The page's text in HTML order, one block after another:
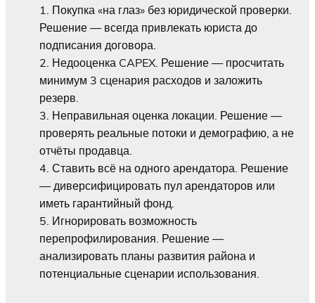
Покупка «на глаз» без юридической проверки.
Решение — всегда привлекать юриста до
подписания договора.
Недооценка CAPEX. Решение — просчитать
минимум 3 сценария расходов и заложить
резерв.
Неправильная оценка локации. Решение —
проверять реальные потоки и демографию, а не
отчёты продавца.
Ставить всё на одного арендатора. Решение
— диверсифицировать пул арендаторов или
иметь гарантийный фонд.
Игнорировать возможность
перепрофилирования. Решение —
анализировать планы развития района и
потенциальные сценарии использования.